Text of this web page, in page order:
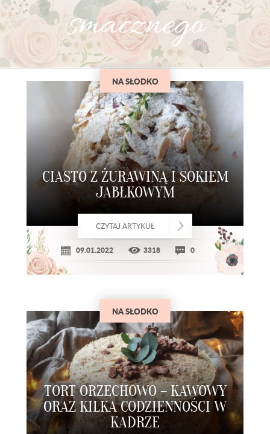
smacznego
NA SŁODKO
CIASTO Z ŻURAWINĄ I SOKIEM
JABŁKOWYM
CZYTAJ ARTYKUŁ
09.01.2022 3318 0
NA SŁODKO
TORT ORZECHOWO – KAWOWY
ORAZ KILKA CODZIENNOŚCI W
KADRZE